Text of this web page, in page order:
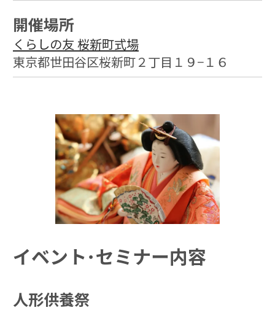
開催場所
くらしの友 桜新町式場
東京都世田谷区桜新町２丁目１９−１６
イベント･セミナー内容
人形供養祭